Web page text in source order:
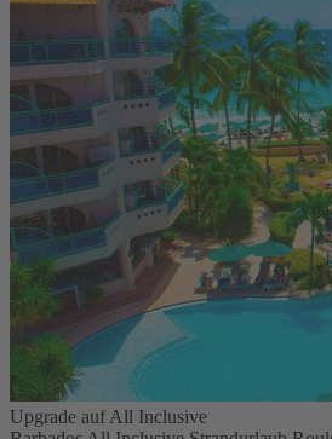
Upgrade auf All Inclusive